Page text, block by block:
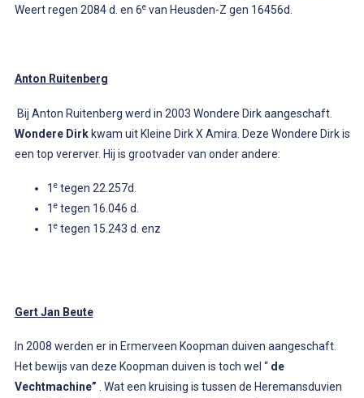
Weert regen 2084 d. en 6evan Heusden-Z gen 16456d.
Anton Ruitenberg
Bij Anton Ruitenberg werd in 2003 Wondere Dirk aangeschaft.
Wondere Dirkkwam uit Kleine Dirk X Amira. Deze Wondere Dirk is
een top vererver. Hij is grootvader van onder andere:
1 etegen 22.257d.
1 etegen 16.046 d.
1 etegen 15.243 d. enz
Gert Jan Beute
In 2008 werden er in Ermerveen Koopman duiven aangeschaft.
Het bewijs van deze Koopman duiven is toch wel “ de
Vechtmachine”
. Wat een kruising is tussen de Heremansduvien